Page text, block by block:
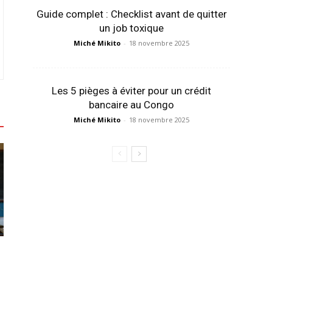
Guide complet : Checklist avant de quitter
un job toxique
Miché Mikito - 18 novembre 2025
Les 5 pièges à éviter pour un crédit
bancaire au Congo
Miché Mikito - 18 novembre 2025